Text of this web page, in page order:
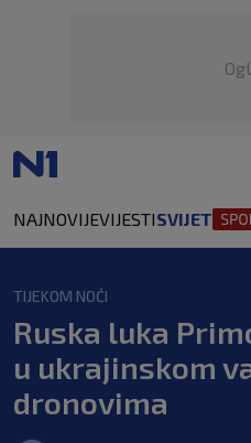
NAJNOVIJEVIJESTISVIJET
TIJEKOM NOĆI
Ruska luka
u ukrajinskom
dronovima